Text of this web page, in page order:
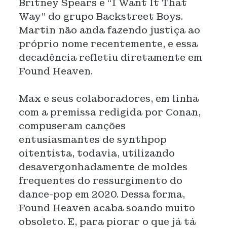
Britney Spears e “I Want It That
Way” do grupo Backstreet Boys.
Martin não anda fazendo justiça ao
próprio nome recentemente, e essa
decadência refletiu diretamente em
Found Heaven.
Max e seus colaboradores, em linha
com a premissa redigida por Conan,
compuseram canções
entusiasmantes de synthpop
oitentista, todavia, utilizando
desavergonhadamente de moldes
frequentes do ressurgimento do
dance-pop em 2020. Dessa forma,
Found Heaven acaba soando muito
obsoleto. E, para piorar o que já tá